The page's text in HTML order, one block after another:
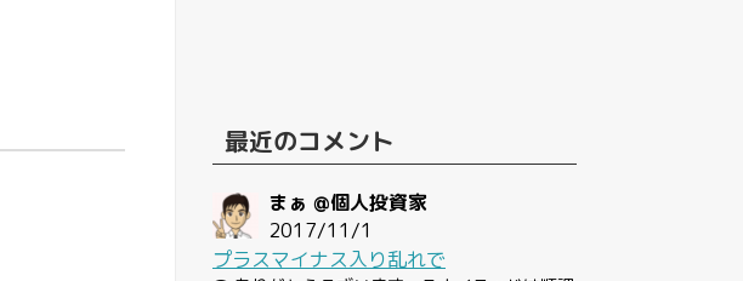
最近のコメント
まぁ @個人投資家
2017/11/1
プラスマイナス入り乱れで